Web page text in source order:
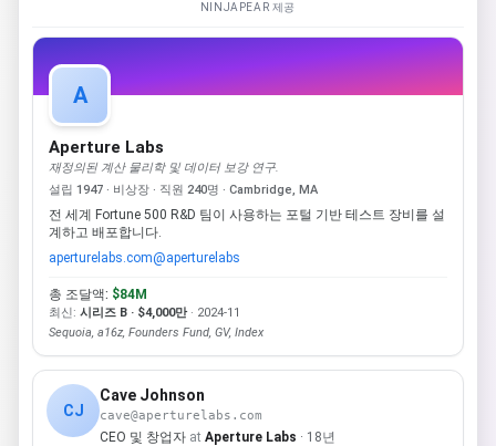
NINJAPEAR 제공
A
Aperture Labs
재정의된 계산 물리학 및 데이터 보강 연구.
설립 1947 · 비상장 · 직원 240명 · Cambridge, MA
전 세계 Fortune 500 R&D 팀이 사용하는 포털 기반 테스트 장비를 설
계하고 배포합니다.
aperturelabs.com@aperturelabs
총 조달액: $84M
최신: 시리즈 B · $4,000만· 2024-11
Sequoia, a16z, Founders Fund, GV, Index
CJ
Cave Johnson
cave@aperturelabs.com
CEO 및 창업자 at Aperture Labs · 18년